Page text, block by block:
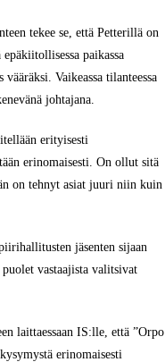
tekee se, että Petterillä on
paikassa
Vaikeassa tilanteessa
johtajana.
erityisesti
erinomaisesti. On ollut sitä
on tehnyt asiat juuri niin kuin
jäsenten sijaan
vastaajista valitsivat
laittaessaan IS:lle, että ”Orpo
erinomaisesti